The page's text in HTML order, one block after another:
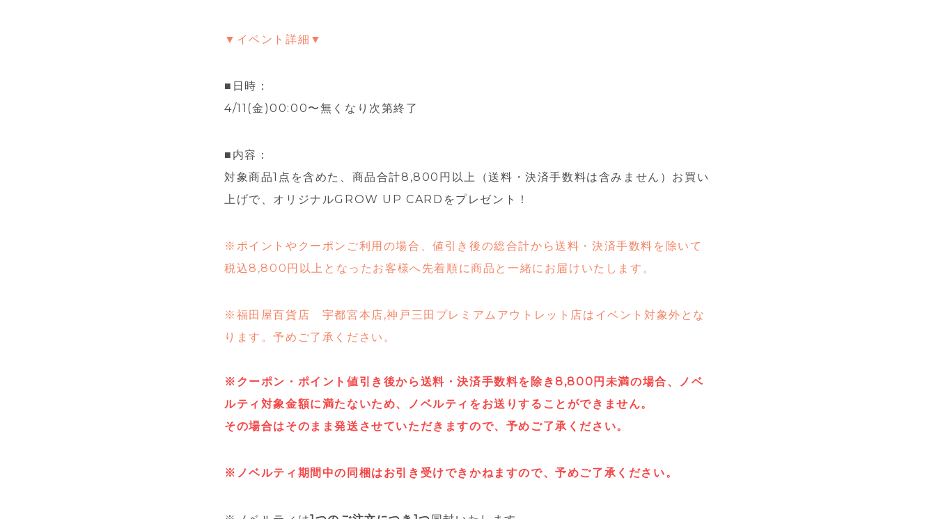
▼イベント詳細▼
■日時：
4/11(金)00:00〜無くなり次第終了
■内容：
対象商品1点を含めた、商品合計8,800円以上（送料・決済手数料は含みません）お買い
上げで、オリジナルGROW UP CARDをプレゼント！
※ポイントやクーポンご利用の場合、値引き後の総合計から送料・決済手数料を除いて
税込8,800円以上となったお客様へ先着順に商品と一緒にお届けいたします。
※福田屋百貨店 宇都宮本店,神戸三田プレミアムアウトレット店はイベント対象外とな
ります。予めご了承ください。
※クーポン・ポイント値引き後から送料・決済手数料を除き8,800円未満の場合、ノベ
ルティ対象金額に満たないため、ノベルティをお送りすることができません。
その場合はそのまま発送させていただきますので、予めご了承ください。
※ノベルティ期間中の同梱はお引き受けできかねますので、予めご了承ください。